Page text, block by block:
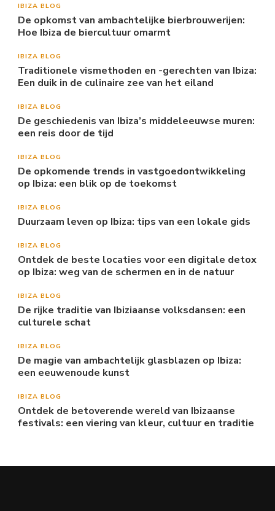
IBIZA BLOG
De opkomst van ambachtelijke bierbrouwerijen:
Hoe Ibiza de biercultuur omarmt
IBIZA BLOG
Traditionele vismethoden en -gerechten van Ibiza:
Een duik in de culinaire zee van het eiland
IBIZA BLOG
De geschiedenis van Ibiza’s middeleeuwse muren:
een reis door de tijd
IBIZA BLOG
De opkomende trends in vastgoedontwikkeling
op Ibiza: een blik op de toekomst
IBIZA BLOG
Duurzaam leven op Ibiza: tips van een lokale gids
IBIZA BLOG
Ontdek de beste locaties voor een digitale detox
op Ibiza: weg van de schermen en in de natuur
IBIZA BLOG
De rijke traditie van Ibiziaanse volksdansen: een
culturele schat
IBIZA BLOG
De magie van ambachtelijk glasblazen op Ibiza:
een eeuwenoude kunst
IBIZA BLOG
Ontdek de betoverende wereld van Ibizaanse
festivals: een viering van kleur, cultuur en traditie